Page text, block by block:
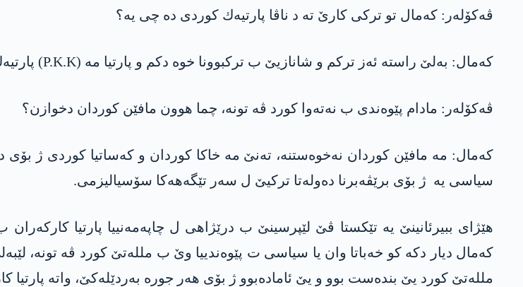
ڤه‌كۆله‌ر: كه‌مال تو تركى كارێ ته‌ د ناڤا پارتیه‌ك كوردی ده‌ چی یه‌؟
كه‌مال: به‌لێ راسته‌ ئه‌ز تركم و شانازیێ ب تركبوونا خوه‌ دكم و پارتیا مه‌ (P.K.K) پارتیه‌ك كوردى نینه‌ و پێوه‌ندییا وێ ب نه‌ته‌وه‌یا كورد ڤه‌ تونه‌.
ڤه‌كۆله‌ر: مادام پێوه‌ندی ب نه‌ته‌وا كورد ڤه‌ تونه‌، چما هوون مافێن كوردان دخوازن؟
كه‌مال: مه‌ مافێن كوردان نه‌خوه‌ستنه‌، ته‌نێ مه‌ خاكا كوردان و كه‌ساتیا كوردى ژ بۆی
سیاسی یه‌ ژ بۆی برێڤه‌برنا ده‌وله‌تا تركیێ ل سه‌ر تێگه‌هه‌كا سۆسیالیزمی.
هێژای ببیرئانینێ یه‌ تێكستا ڤێ لێپرسینێ ب درێژاهی ل چاپه‌مه‌نییا پارتیا
كه‌مال دیار دكه‌ كو خه‌باتا وان یا سیاسی ت پێوه‌ندییا وێ ب ملله‌تێ كورد ڤه‌ تونه‌‌،
ملله‌تێ كورد یێ بنده‌ست بوو و یێ ئاماده‌بوو ژ بۆی هه‌ر جوره‌ به‌ردێله‌كێ، واته‌ پارتیا